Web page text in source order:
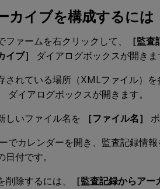
カイブを構成するには
ファームを右クリックして、 ［監
イブ］
ダイアログボックスが開きま
されている場所（XMLファイル）を
ダイアログボックスが開きます。
しいファイル名を ［ファイル名］
でカレンダーを開き、監査記録情
付です。
除するには、 ［監査記録からア